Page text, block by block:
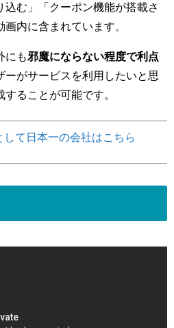
込む」「クーポン機能が搭載さ
内に含まれています。
にも邪魔にならない程度で利点
ーがサービスを利用したいと思
ることが可能です。
て日本一の会社はこちら